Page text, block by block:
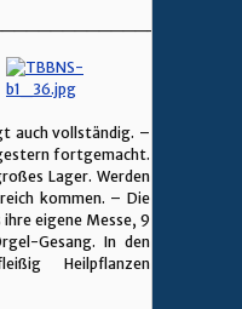
auch vollständig. –
fortgemacht.
Lager. Werden
kommen. – Die
eigene Messe, 9
Gesang. In den
Heilpflanzen